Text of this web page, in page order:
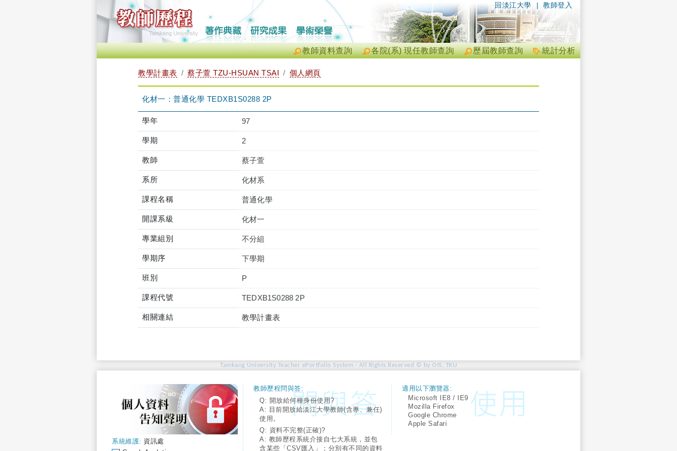
| 教師登入
回淡江大學
統計分析
歷屆教師查詢
各院(系) 現任教師查詢
教師資料查詢
教學計畫表 蔡子萱 TZU-HSUAN TSAI 個人網頁
化材一：普通化學 TEDXB1S0288 2P
學年 97
學期 2
教師 蔡子萱
系所 化材系
課程名稱 普通化學
開課系級 化材一
專業組別 不分組
學期序 下學期
班別 P
課程代號 TEDXB1S0288 2P
相關連結 教學計畫表
Tamkang University Teacher ePortfolio System - All Rights Reserved © by OIS, TKU
系統維護: 資訊處
教師歷程問與答:
Q: 開放給何種身份使用?
A: 目前開放給淡江大學教師(含專、兼任)
使用。
Q: 資料不完整(正確)?
A: 教師歷程系統介接自七大系統，並包
含某些「CSV匯入」；分別有不同的資料
適用以下瀏覽器:
Microsoft IE8 / IE9
Mozilla Firefox
Google Chrome
Apple Safari